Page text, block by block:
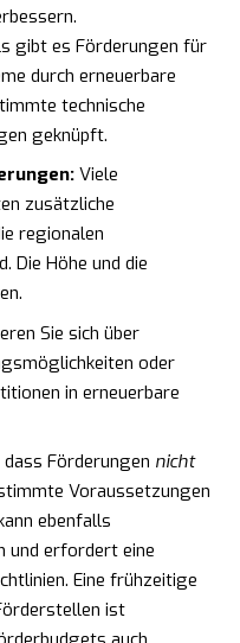
gibt es Förderungen für
durch erneuerbare
technische
geknüpft.
Viele
zusätzliche
regionalen
Die Höhe und die
Sie sich über
oder
in erneuerbare
Förderungen nicht
Voraussetzungen
ebenfalls
und erfordert eine
Eine frühzeitige
ist